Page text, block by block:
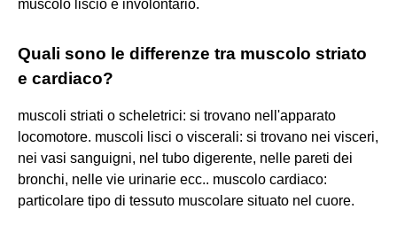
muscolo liscio è involontario.
Quali sono le differenze tra muscolo striato
e cardiaco?
muscoli striati o scheletrici: si trovano nell'apparato
locomotore. muscoli lisci o viscerali: si trovano nei visceri,
nei vasi sanguigni, nel tubo digerente, nelle pareti dei
bronchi, nelle vie urinarie ecc.. muscolo cardiaco:
particolare tipo di tessuto muscolare situato nel cuore.